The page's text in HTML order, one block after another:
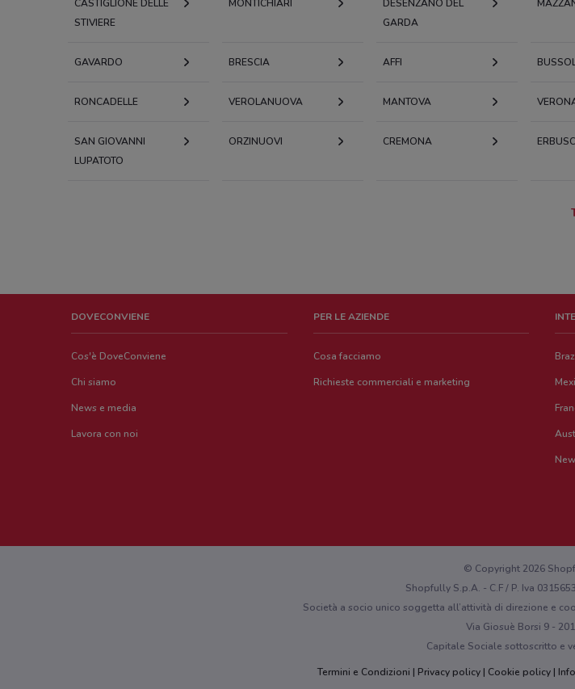
CASTIGLIONE DELLE
STIVIERE
MONTICHIARI
DESENZANO DEL
GARDA
GAVARDO BRESCIA AFFI
RONCADELLE VEROLANUOVA MANTOVA
SAN GIOVANNI
LUPATOTO
ORZINUOVI CREMONA
DOVECONVIENE
Cos'è DoveConviene
Chi siamo
News e media
Lavora con noi
PER LE AZIENDE
Cosa facciamo
Richieste commerciali e marketing
© Copyright 2026
Shopfully S.p.A. - C.F / P. Iva
Società a socio unico soggetta all’attività di direzione e
Via Giosuè Borsi 9 -
Capitale Sociale sottoscritto e
Termini e Condizioni
Privacy policy Cookie policy